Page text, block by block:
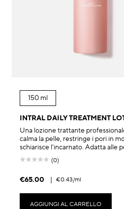
150 ml
INTRAL DAILY TREATMENT
Una lozione trattante
calma la pelle, restringe i pori in
schiarisce l’incarnato. Adatta alle
(0)
€65.00 | €0.43/ml
AGGIUNGI AL CARRELLO